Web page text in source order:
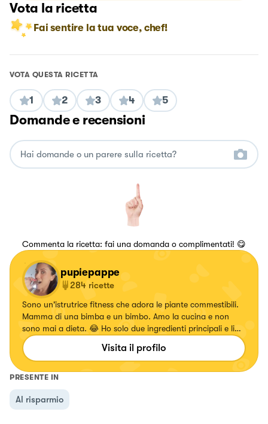
Vota la ricetta
Fai sentire la tua voce, chef!
VOTA QUESTA RICETTA
1 2 3 4 5
Domande e recensioni
Commenta la ricetta: fai una domanda o complimentati! 😋
pupiepappe
284 ricette
Sono un'istrutrice fitness che adora le piante commestibili.
Mamma di una bimba e un bimbo. Amo la cucina e non
sono mai a dieta. 😂 Ho solo due ingredienti principali e li
ritrovo in questa frase delle favole... "Basta un po' di
fantasia e di bontà" Se cerchi qualcosa di diverso mi hai
Visita il profilo
PRESENTE IN
Al risparmio